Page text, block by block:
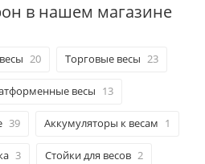
в нашем магазине
20 Торговые весы 23
весы 13
39 Аккумуляторы к весам 1
3 Стойки для весов 2